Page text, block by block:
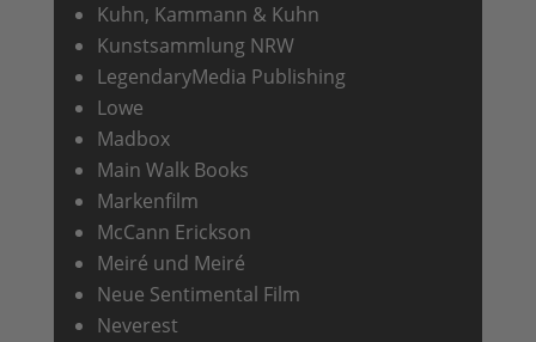
Kuhn, Kammann & Kuhn
Kunstsammlung NRW
LegendaryMedia Publishing
Lowe
Madbox
Main Walk Books
Markenfilm
McCann Erickson
Meiré und Meiré
Neue Sentimental Film
Neverest